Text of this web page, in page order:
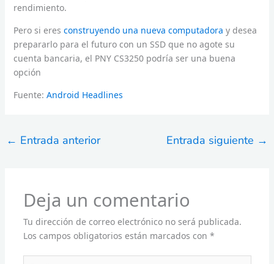
rendimiento.
Pero si eres construyendo una nueva computadora y desea
prepararlo para el futuro con un SSD que no agote su
cuenta bancaria, el PNY CS3250 podría ser una buena
opción
Fuente: Android Headlines
← Entrada anterior Entrada siguiente →
Deja un comentario
Tu dirección de correo electrónico no será publicada.
Los campos obligatorios están marcados con *